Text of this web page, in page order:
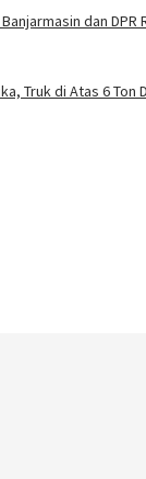
dan DPR
Truk di Atas 6 Ton